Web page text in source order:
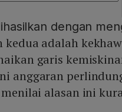
dengan
kedua adalah
garis
anggaran
alasan ini